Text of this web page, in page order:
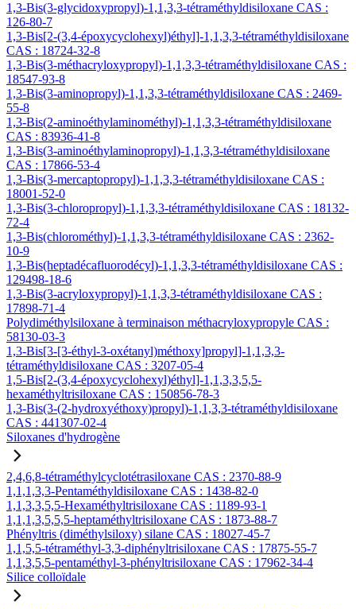
1,3-Bis(3-glycidoxypropyl)-1,1,3,3-tétraméthyldisiloxane CAS :
126-80-7
1,3-Bis[2-(3,4-époxycyclohexyl)éthyl]-1,1,3,3-tétraméthyldisiloxane
CAS : 18724-32-8
1,3-Bis(3-méthacryloxypropyl)-1,1,3,3-tétraméthyldisiloxane CAS :
18547-93-8
1,3-Bis(3-aminopropyl)-1,1,3,3-tétraméthyldisiloxane CAS : 2469-
55-8
1,3-Bis(2-aminoéthylaminométhyl)-1,1,3,3-tétraméthyldisiloxane
CAS : 83936-41-8
1,3-Bis(3-aminoéthylaminopropyl)-1,1,3,3-tétraméthyldisiloxane
CAS : 17866-53-4
1,3-Bis(3-mercaptopropyl)-1,1,3,3-tétraméthyldisiloxane CAS :
18001-52-0
1,3-Bis(3-chloropropyl)-1,1,3,3-tétraméthyldisiloxane CAS : 18132-
72-4
1,3-Bis(chlorométhyl)-1,1,3,3-tétraméthyldisiloxane CAS : 2362-
10-9
1,3-Bis(heptadécafluorodécyl)-1,1,3,3-tétraméthyldisiloxane CAS :
129498-18-6
1,3-Bis(3-acryloxypropyl)-1,1,3,3-tétraméthyldisiloxane CAS :
17898-71-4
Polydiméthylsiloxane à terminaison méthacryloxypropyle CAS :
58130-03-3
1,3-Bis[3-[3-éthyl-3-oxétanyl)méthoxy]propyl]-1,1,3,3-
tétraméthyldisiloxane CAS : 3207-05-4
1,5-Bis[2-(3,4-époxycyclohexyl)éthyl]-1,1,3,3,5,5-
hexaméthyltrisiloxane CAS : 150856-78-3
1,3-Bis(3-(2-hydroxyéthoxy)propyl)-1,1,3,3-tétraméthyldisiloxane
CAS : 441307-02-4
Siloxanes d'hydrogène
2,4,6,8-tétraméthylcyclotétrasiloxane CAS : 2370-88-9
1,1,1,3,3-Pentaméthyldisiloxane CAS : 1438-82-0
1,1,3,3,5,5-Hexaméthyltrisiloxane CAS : 1189-93-1
1,1,1,3,5,5,5-heptaméthyltrisiloxane CAS : 1873-88-7
Phényltris (diméthylsiloxy) silane CAS : 18027-45-7
1,1,5,5-tétraméthyl-3,3-diphényltrisiloxane CAS : 17875-55-7
1,1,3,5,5-pentaméthyl-3-phényltrisiloxane CAS : 17962-34-4
Silice colloïdale